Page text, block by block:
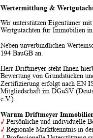
Wertermittlung &
Wir unterstützen Eigentümer
Wertgutachten für Immobilien
Neben unverbindlichen
194 BauGB an.
Herr Driftmeyer steht Ihnen
Bewertung von Grundstücken
Zertifizierung erfolgt nach EN
Mitgliedschaft im DGuSV
e.V.).
Warum Driftmeyer
✓ Persönliche und individuelle
✓ Regionale Marktkenntnis in